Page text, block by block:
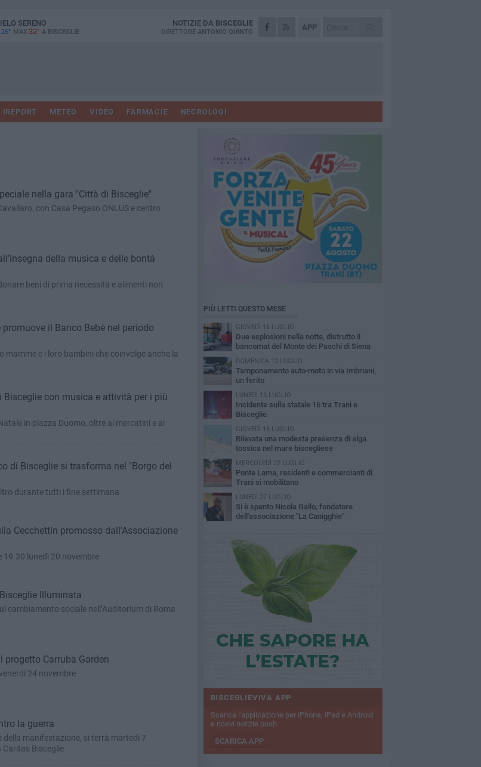
SERENO
26° MAX 32° A BISCEGLIE
APP
NOTIZIE DA BISCEGLIE
DIRETTORE ANTONIO QUINTO
IREPORT METEO VIDEO FARMACIE NECROLOGI
nella gara "Città di Bisceglie"
con Casa Pegaso ONLUS e centro
della musica e delle bontà
beni di prima necessità e alimenti non
il Banco Bebè nel periodo
mamme e i loro bambini che coinvolge anche la
Bisceglie con musica e attività per i più
in piazza Duomo, oltre ai mercatini e ai
di Bisceglie si trasforma nel "Borgo del
durante tutti i fine settimana
Cecchettin promosso dall'Associazione
19.30 lunedì 20 novembre
Illuminata
cambiamento sociale nell’Auditorium di Roma
Carruba Garden
24 novembre
la guerra
manifestazione, si terrà martedì 7
Caritas Bisceglie
PIÙ LETTI QUESTO MESE
GIOVEDÌ 16 LUGLIO
Due esplosioni nella notte, distrutto il
bancomat del Monte dei Paschi di Siena
DOMENICA 12 LUGLIO
Tamponamento auto-moto in via Imbriani,
un ferito
LUNEDÌ 13 LUGLIO
Incidente sulla statale 16 tra Trani e
Bisceglie
GIOVEDÌ 16 LUGLIO
Rilevata una modesta presenza di alga
tossica nel mare biscegliese
MERCOLEDÌ 22 LUGLIO
Ponte Lama, residenti e commercianti di
Trani si mobilitano
LUNEDÌ 27 LUGLIO
Si è spento Nicola Gallo, fondatore
dell'associazione "La Canigghie"
BISCEGLIEVIVA APP
Scarica l'applicazione per iPhone, iPad e Android
e ricevi notizie push
SCARICA APP